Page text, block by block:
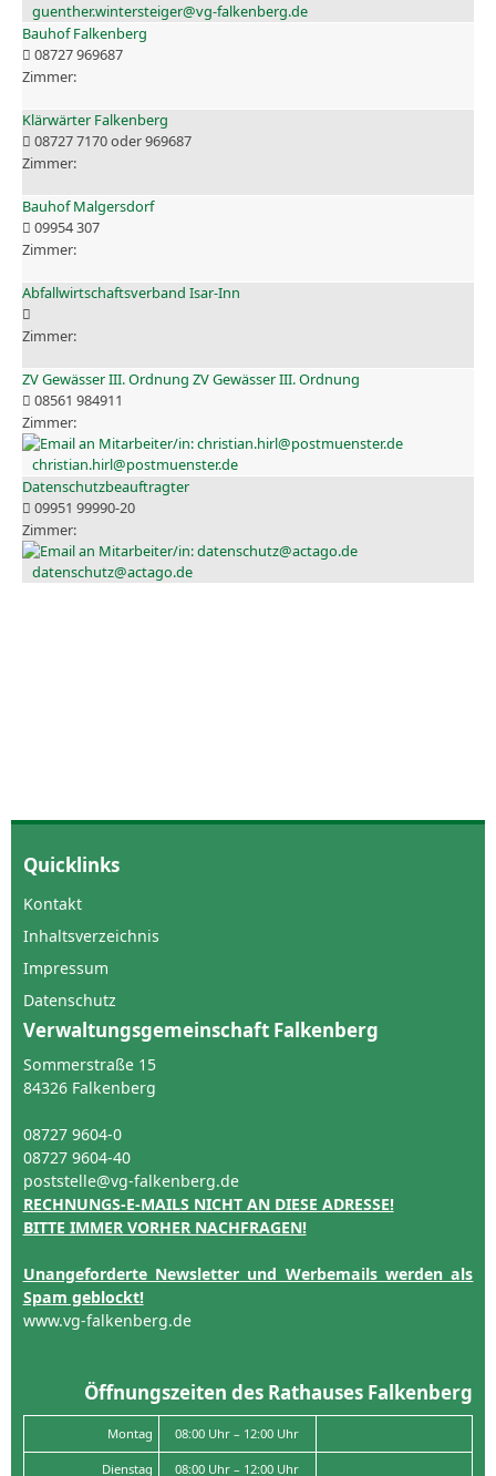
guenther.wintersteiger@vg-falkenberg.de
Bauhof Falkenberg
08727 969687
Klärwärter Falkenberg
08727 7170 oder 969687
Bauhof Malgersdorf
09954 307
Abfallwirtschaftsverband Isar-Inn
ZV Gewässer III. Ordnung ZV Gewässer III. Ordnung
08561 984911
christian.hirl@postmuenster.de
Datenschutzbeauftragter
09951 99990-20
datenschutz@actago.de
Quicklinks
Kontakt
Inhaltsverzeichnis
Impressum
Datenschutz
Verwaltungsgemeinschaft Falkenberg
Sommerstraße 15
84326 Falkenberg
08727 9604-0
08727 9604-40
poststelle@vg-falkenberg.de
RECHNUNGS-E-MAILS NICHT AN DIESE ADRESSE!
BITTE IMMER VORHER NACHFRAGEN!
Unangeforderte Newsletter und Werbemails werden als
Spam geblockt!
www.vg-falkenberg.de
Öffnungszeiten des Rathauses Falkenberg
Montag 08:00 Uhr – 12:00 Uhr
Dienstag 08:00 Uhr – 12:00 Uhr